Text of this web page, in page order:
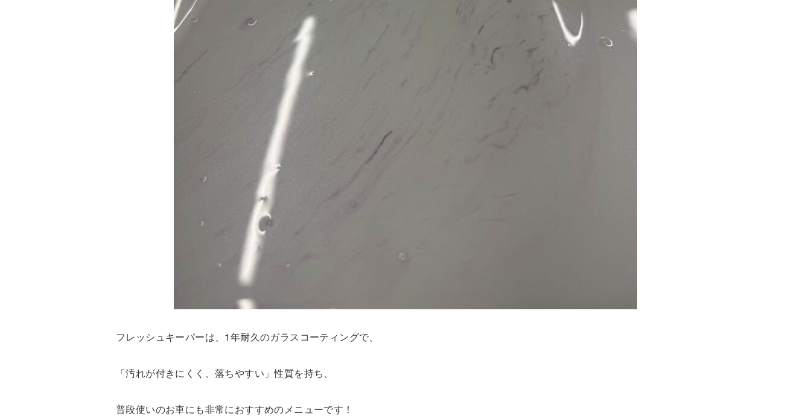
フレッシュキーパーは、1年耐久のガラスコーティングで、
「汚れが付きにくく、落ちやすい」性質を持ち、
普段使いのお車にも非常におすすめのメニューです！